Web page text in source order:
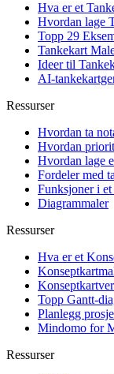
Hva er et
Hvordan lage
Topp 29
Tankekart
Ideer til
AI-
Ressurser
Hvordan ta
Hvordan
Hvordan lage
Fordeler med
Funksjoner i
Diagrammaler
Ressurser
Hva er et
Topp Gantt-
Planlegg
Mindomo for
Ressurser